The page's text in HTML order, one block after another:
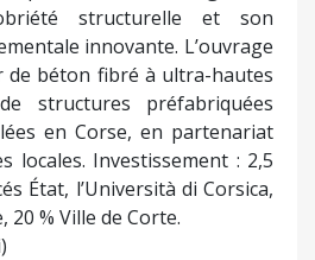
structurelle et son
innovante. L’ouvrage
de béton fibré à ultra-hautes
structures préfabriquées
en Corse, en partenariat
locales. Investissement : 2,5
État, l’Università di Corsica,
20 % Ville de Corte.